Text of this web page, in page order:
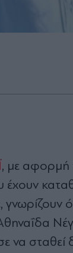
, με αφορμή
να